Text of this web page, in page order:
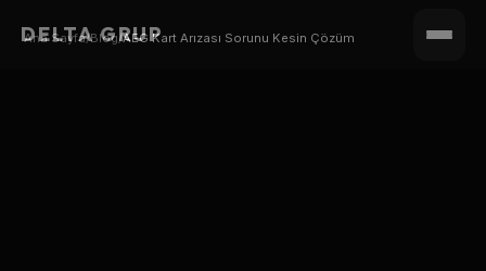
DELTA GRUP
Ana Sayfa/Blog/AEG Kart Arızası Sorunu Kesin Çözüm